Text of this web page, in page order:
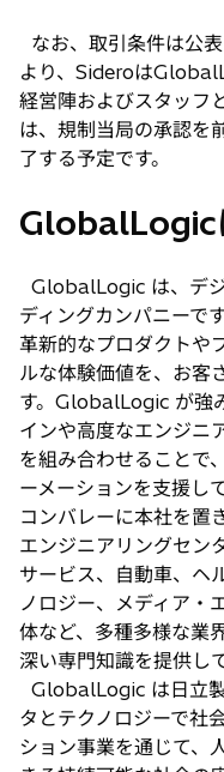
なお、取引条件は公
より、Sideroは
経営陣およびスタッフ
は、規制当局の承認を
了する予定です。
GlobalLogic
GlobalLogic は、デ
ディングカンパニーで
革新的なプロダクトや
ルな体験価値を、お客
す。GlobalLogic が強
インや高度なエンジニ
を組み合わせることで
ーメーションを支援し
コンバレーに本社を置
エンジニアリングセン
サービス、自動車、ヘ
ノロジー、メディア・
体など、多種多様な業
深い専門知識を提供し
GlobalLogic は日立
タとテクノロジーで社
ション事業を通じて、